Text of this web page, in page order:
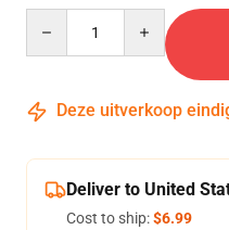
Deze uitverkoop
Deliver to United
Cost to ship:$6.99